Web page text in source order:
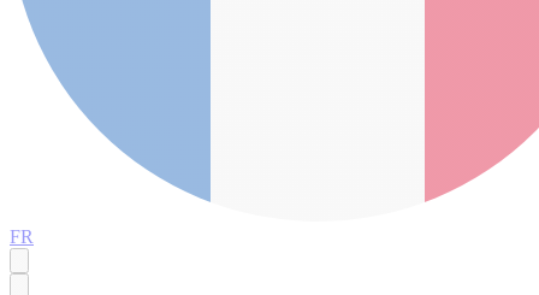
FR